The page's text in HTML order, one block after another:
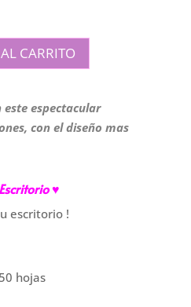
CARRITO
este espectacular
con el diseño mas
♥
escritorio !
hojas